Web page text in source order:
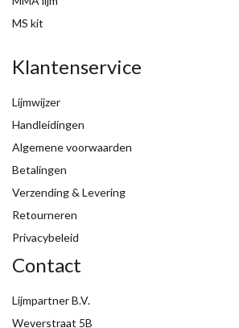
MS kit
Klantenservice
Lijmwijzer
Handleidingen
Algemene voorwaarden
Betalingen
Verzending & Levering
Retourneren
Privacybeleid
Contact
Lijmpartner B.V.
Weverstraat 5B